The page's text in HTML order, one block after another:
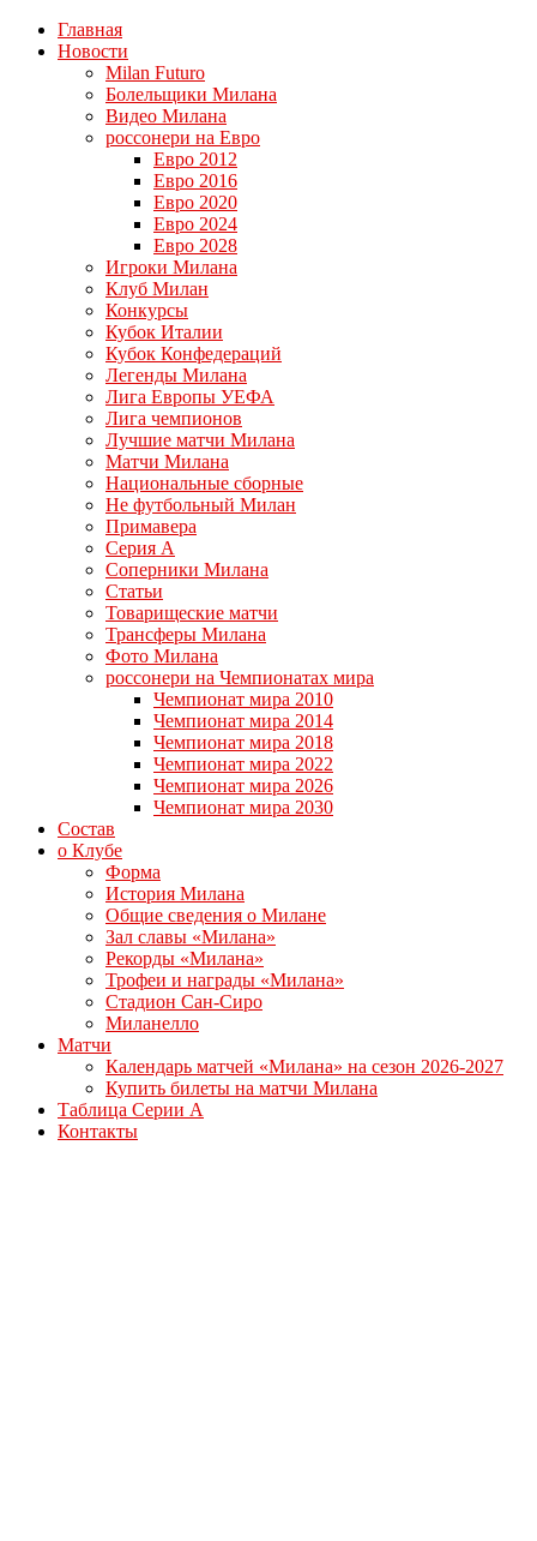
Главная
Новости
Milan Futuro
Болельщики Милана
Видео Милана
россонери на Евро
Евро 2012
Евро 2016
Евро 2020
Евро 2024
Евро 2028
Игроки Милана
Клуб Милан
Конкурсы
Кубок Италии
Кубок Конфедераций
Легенды Милана
Лига Европы УЕФА
Лига чемпионов
Лучшие матчи Милана
Матчи Милана
Национальные сборные
Не футбольный Милан
Примавера
Серия А
Соперники Милана
Статьи
Товарищеские матчи
Трансферы Милана
Фото Милана
россонери на Чемпионатах мира
Чемпионат мира 2010
Чемпионат мира 2014
Чемпионат мира 2018
Чемпионат мира 2022
Чемпионат мира 2026
Чемпионат мира 2030
Состав
о Клубе
Форма
История Милана
Общие сведения о Милане
Зал славы «Милана»
Рекорды «Милана»
Трофеи и награды «Милана»
Стадион Сан-Сиро
Миланелло
Матчи
Календарь матчей «Милана» на сезон 2026-2027
Купить билеты на матчи Милана
Таблица Серии А
Контакты